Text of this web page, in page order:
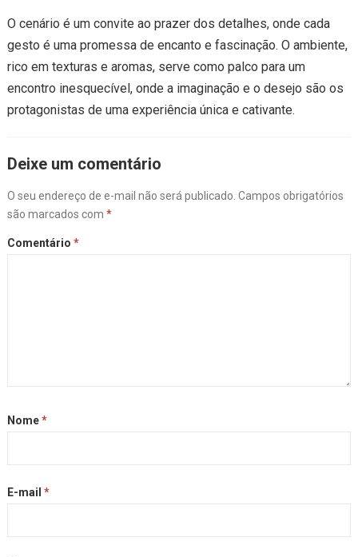
O cenário é um convite ao prazer dos detalhes, onde cada
gesto é uma promessa de encanto e fascinação. O ambiente,
rico em texturas e aromas, serve como palco para um
encontro inesquecível, onde a imaginação e o desejo são os
protagonistas de uma experiência única e cativante.
Deixe um comentário
O seu endereço de e-mail não será publicado. Campos obrigatórios
são marcados com *
Comentário *
Nome*
E-mail *